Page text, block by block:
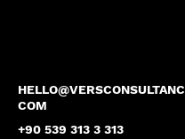
COM
+90 539 313 3 313